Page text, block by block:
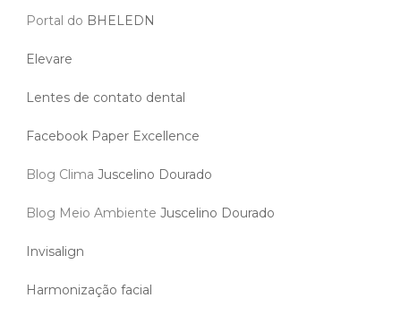
Portal do BHELEDN
Elevare
Lentes de contato dental
Facebook Paper Excellence
Blog Clima Juscelino Dourado
Blog Meio Ambiente Juscelino Dourado
Invisalign
Harmonização facial